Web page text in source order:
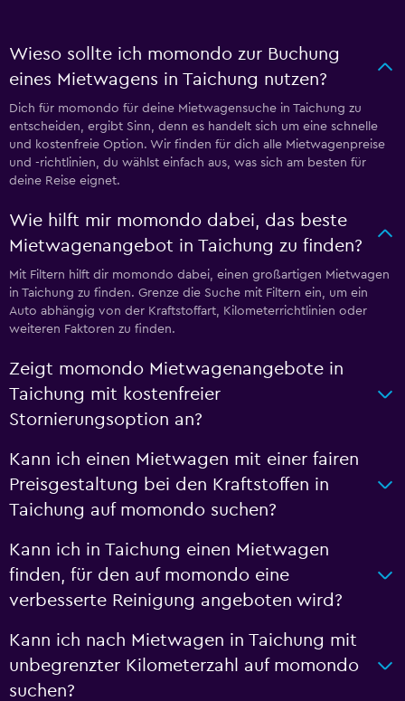
Wieso sollte ich momondo zur Buchung
eines Mietwagens in Taichung nutzen?
Dich für momondo für deine Mietwagensuche in Taichung zu
entscheiden, ergibt Sinn, denn es handelt sich um eine schnelle
und kostenfreie Option. Wir finden für dich alle Mietwagenpreise
und -richtlinien, du wählst einfach aus, was sich am besten für
deine Reise eignet.
Wie hilft mir momondo dabei, das beste
Mietwagenangebot in Taichung zu finden?
Mit Filtern hilft dir momondo dabei, einen großartigen Mietwagen
in Taichung zu finden. Grenze die Suche mit Filtern ein, um ein
Auto abhängig von der Kraftstoffart, Kilometerrichtlinien oder
weiteren Faktoren zu finden.
Zeigt momondo Mietwagenangebote in
Taichung mit kostenfreier
Stornierungsoption an?
Kann ich einen Mietwagen mit einer fairen
Preisgestaltung bei den Kraftstoffen in
Taichung auf momondo suchen?
Kann ich in Taichung einen Mietwagen
finden, für den auf momondo eine
verbesserte Reinigung angeboten wird?
Kann ich nach Mietwagen in Taichung mit
unbegrenzter Kilometerzahl auf momondo
suchen?